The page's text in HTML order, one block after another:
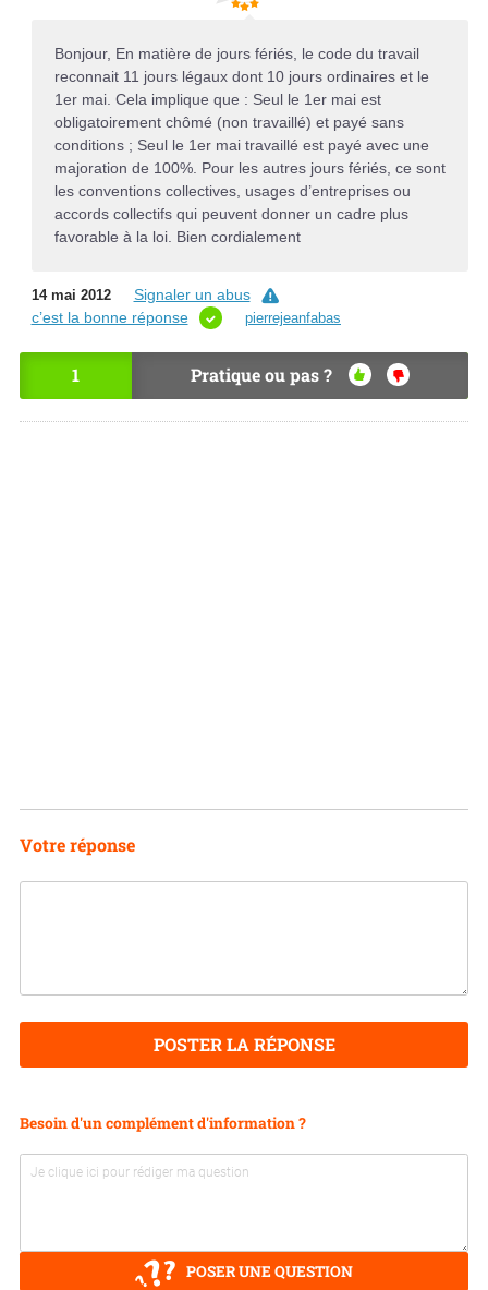
Bonjour, En matière de jours fériés, le code du travail
reconnait 11 jours légaux dont 10 jours ordinaires et le
1er mai. Cela implique que : Seul le 1er mai est
obligatoirement chômé (non travaillé) et payé sans
conditions ; Seul le 1er mai travaillé est payé avec une
majoration de 100%. Pour les autres jours fériés, ce sont
les conventions collectives, usages d’entreprises ou
accords collectifs qui peuvent donner un cadre plus
favorable à la loi. Bien cordialement
14 mai 2012
Signaler un abus
c’est la bonne réponse
pierrejeanfabas
1 Pratique ou pas ?
OU
I
NO
Votre réponse
POSTER LA RÉPONSE
Besoin d'un complément d'information ?
POSER UNE QUESTION